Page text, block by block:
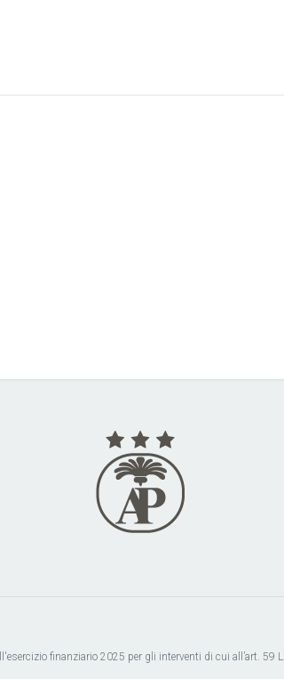
finanziario 2025 per gli interventi di cui all’art. 59